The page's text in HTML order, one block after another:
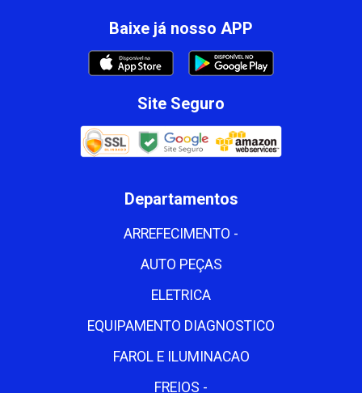
Baixe já nosso APP
Site Seguro
Departamentos
ARREFECIMENTO -
AUTO PEÇAS
ELETRICA
EQUIPAMENTO DIAGNOSTICO
FAROL E ILUMINACAO
FREIOS -